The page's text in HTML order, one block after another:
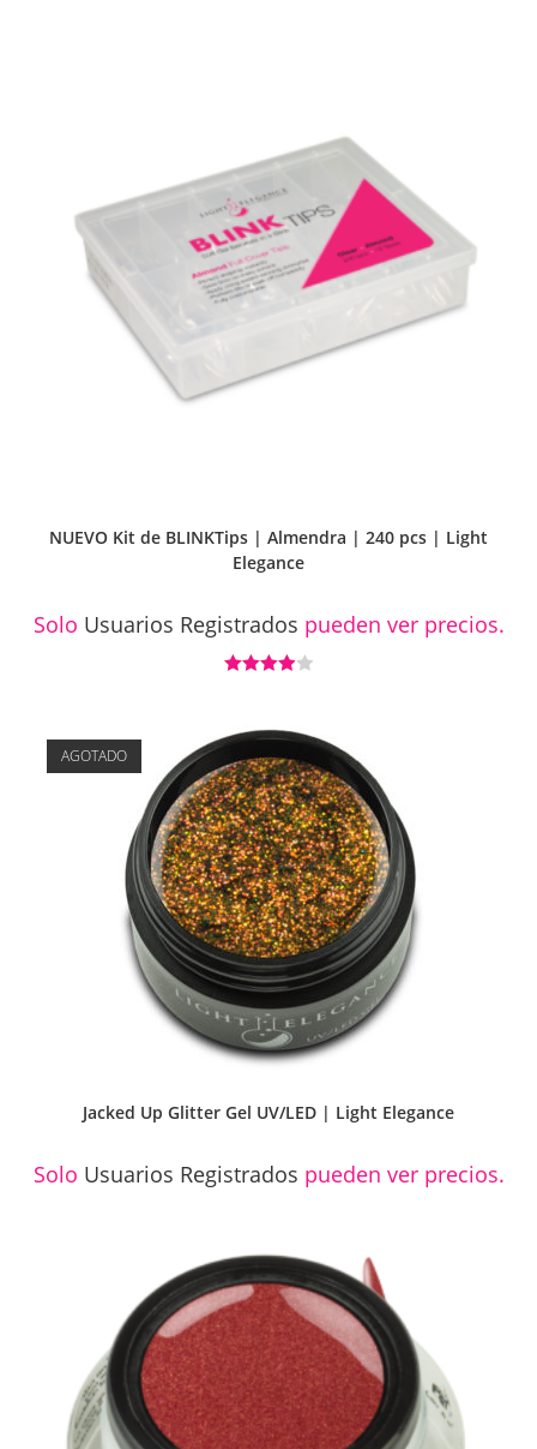
NUEVO Kit de BLINKTips | Almendra | 240 pcs | Light
Elegance
Solo Usuarios Registrados pueden ver precios.
de 5
AGOTADO
Jacked Up Glitter Gel UV/LED | Light Elegance
Solo Usuarios Registrados pueden ver precios.